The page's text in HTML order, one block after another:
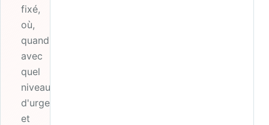
fixé,
où,
quand,
avec
quel
niveau
d'urgence
et